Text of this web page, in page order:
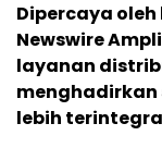
Dipercaya
Newswire
layanan
menghadirkan
lebih